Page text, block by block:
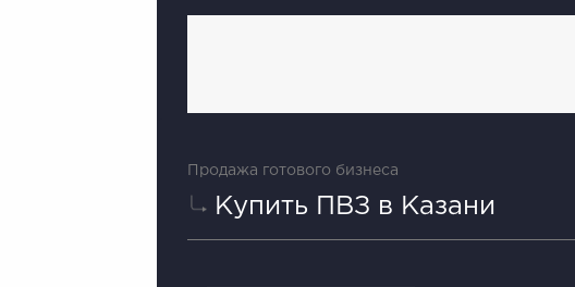
Продажа готового бизнеса
Купить ПВЗ в Казани